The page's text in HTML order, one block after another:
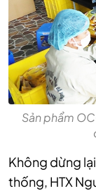
Sản phẩm
Không dừng
thống, HTX